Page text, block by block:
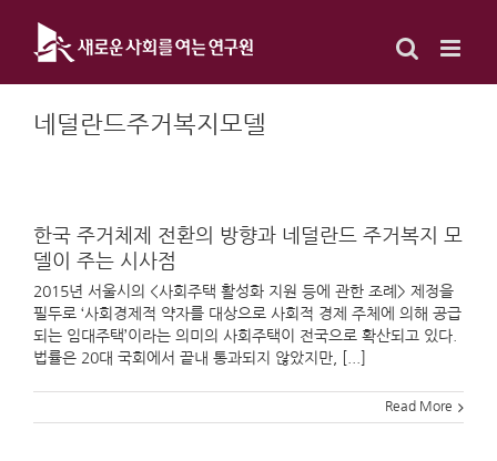
content
네덜란드주거복지모델
한국 주거체제 전환의 방향과 네덜란드 주거복지 모
델이 주는 시사점
2015년 서울시의 <사회주택 활성화 지원 등에 관한 조례> 제정을
필두로 ‘사회경제적 약자를 대상으로 사회적 경제 주체에 의해 공급
되는 임대주택’이라는 의미의 사회주택이 전국으로 확산되고 있다.
법률은 20대 국회에서 끝내 통과되지 않았지만, [...]
Read More